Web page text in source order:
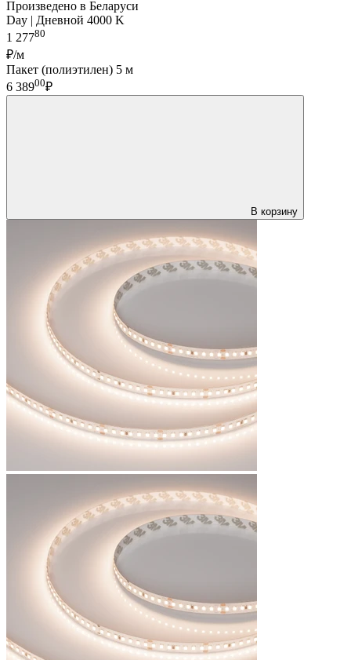
Произведено в Беларуси
Day | Дневной 4000 K
1 27780
₽/м
Пакет (полиэтилен) 5 м
6 38900₽
В корзину